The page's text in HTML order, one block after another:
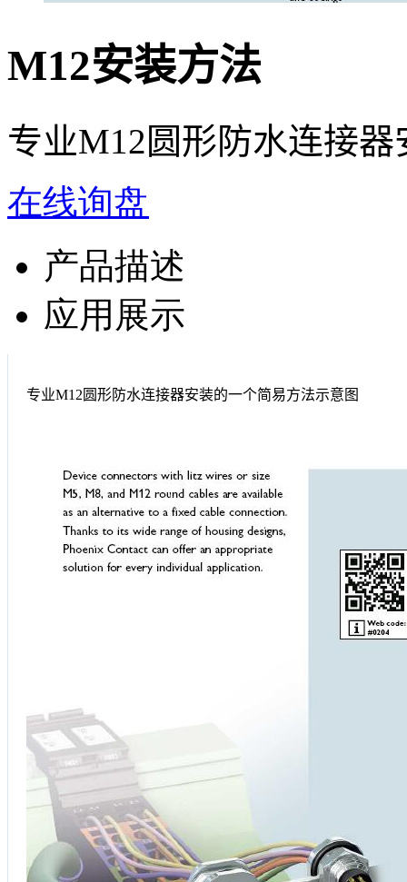
M12安装方法
专业M12圆形防水连接
在线询盘
产品描述
应用展示
专业M12圆形防水连接器安装的一个简易方法示意图